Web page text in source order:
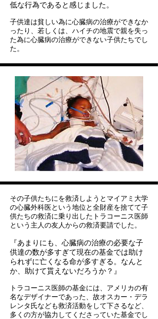
低な行為であると感じました。
子供達は貧しい為に心臓病の治療ができなか
ったり、若しくは、ハイチの地震で親を失っ
た為に心臓病の治療ができない子供たちでし
た。
その子供たちにを救済しようとマイアミ大学
の心臓外科医という地位と全財産を捨てて子
供たちの救済に乗り出したトラコーニス医師
という主人の友人からの救済要請でした。
『あまりにも、心臓病の治療の必要な子
供達の数が多すぎて現在の基金では助け
られずに亡くなる命が多すぎる。なんと
か、助けて貰えないだろうか？』
トラコーニス医師の基金には、アメリカの有
名なデザイナーであった、故オスカー・デラ
レンタ氏なども救済活動をして下さるなど、
多くの方が協力してくださっていた基金でし